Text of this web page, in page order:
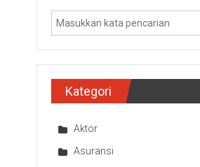
Kategori
Aktor
Asuransi